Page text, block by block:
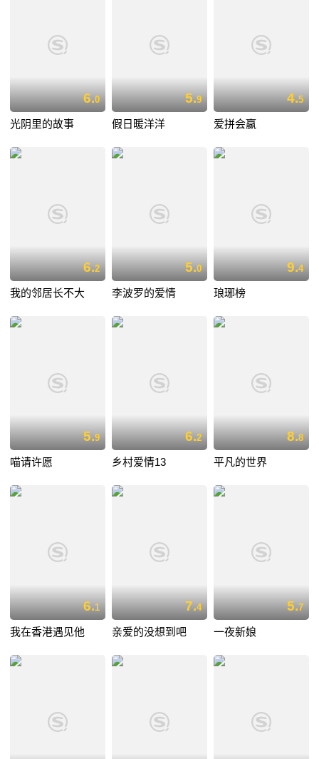
6.0
光阴里的故事
5.9
假日暖洋洋
4.5
爱拼会赢
6.2
我的邻居长不大
5.0
李波罗的爱情
9.4
琅琊榜
5.9
喵请许愿
6.2
乡村爱情13
8.8
平凡的世界
6.1
我在香港遇见他
7.4
亲爱的没想到吧
5.7
一夜新娘